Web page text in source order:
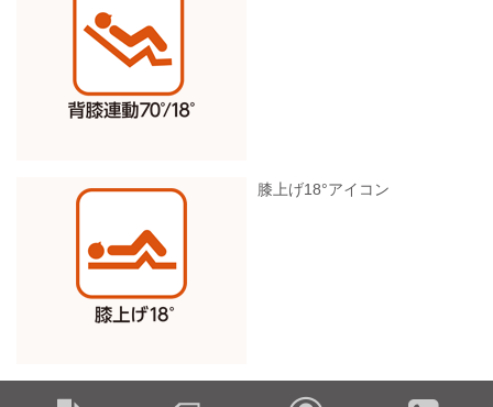
膝上げ18°アイコン